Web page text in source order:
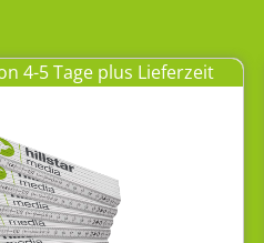
4-5 Tage plus Lieferzeit